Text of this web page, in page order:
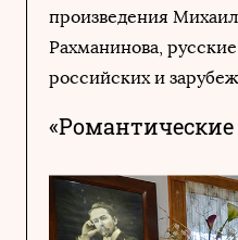
произведения
Рахманинова,
российских и